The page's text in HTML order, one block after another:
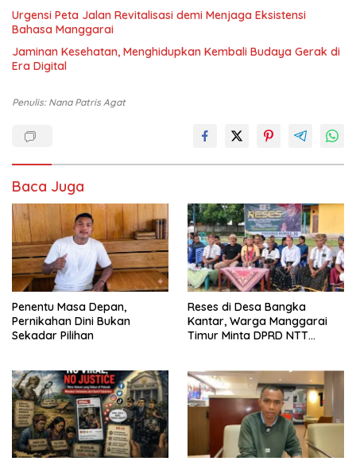
Urgensi Peta Jalan Revitalisasi demi Menjaga Eksistensi
Bahasa Manggarai
Jaminan Kesehatan, Menghidupkan Kembali Budaya Gerak di
Era Digital
Penulis: Nana Patris Agat
Baca Juga
Penentu Masa Depan,
Pernikahan Dini Bukan
Sekadar Pilihan
Reses di Desa Bangka
Kantar, Warga Manggarai
Timur Minta DPRD NTT
Bersubsidi Bagi Penunggak
Pajak